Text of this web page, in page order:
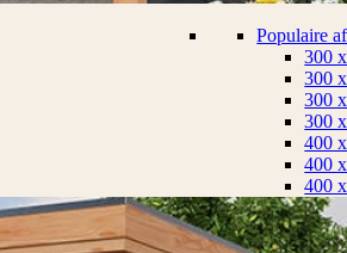
Populaire
300
300
300
300
400
400
400